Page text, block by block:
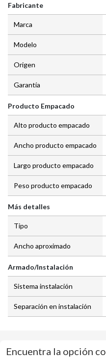
Fabricante
Marca
Modelo
Origen
Garantía
Producto Empacado
Alto producto empacado
Ancho producto empacado
Largo producto empacado
Peso producto empacado
Más detalles
Tipo
Ancho aproximado
Armado/Instalación
Sistema instalación
Separación en instalación
Encuentra la opción